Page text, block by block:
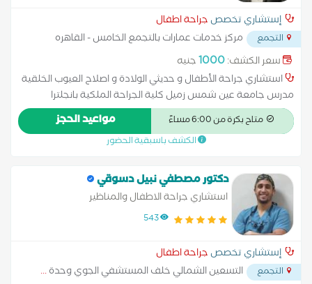
إستشاري تخصص جراحة اطفال
التجمع
مركز خدمات عمارات بالتجمع الخامس - القاهره
الجديده...
سعر الكشف:1000جنيه
استشاري جراحة الأطفال و حديثي الولادة و اصلاح العيوب الخلقية
مدرس جامعة عين شمس زميل كلية الجراحة الملكية بانجلترا
أستشاري جراحة الاطفال وحديثى الولادة بمستشفي لافيدا
متاح بكرة من 6:00 مساءً مواعيد الحجز
الكشف باسبقية الحضور
دكتور مصطفي نبيل دسوقي
استشاري جراحة الاطفال والمناظير
543
إستشاري تخصص جراحة اطفال
التجمع التسعين الشمالي خلف المستشفي الجوي وحدة...